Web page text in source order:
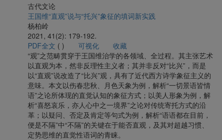
古代文论
王国维“直观”说与“托兴”象征的填词新实践
杨柏岭
2021, 41(2): 179-192.
PDF全文 ( ) 可视化
收藏
“观”之范畴贯穿于王国维治学的各领域、全过程。其主张艺术
以直观为本，然非反理性主义者；其并非反对“比兴”，而是
以“直观”说改造了“比兴”观，具有了近代西方诗学象征主义的
意味。本文以伤春悲秋、月色天象为例，解析“一切景语皆情
语”之论所体现的直觉认知的象征方式；以美人形象为例，解
析“喜怒哀乐，亦人心中之一境界”之论对传统寄托方式的沿
革；以疑问、否定及肯定等句式为例，解析“语语都在目前，
便是不隔”中“不隔”的关键在于能否直观，及其对超越习惯、
定势思维的直觉性语词的青睐。